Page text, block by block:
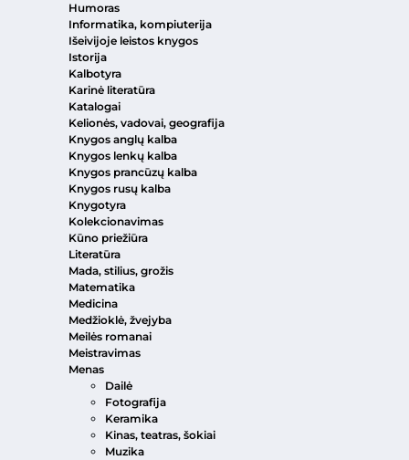
Humoras
Informatika, kompiuterija
Išeivijoje leistos knygos
Istorija
Kalbotyra
Karinė literatūra
Katalogai
Kelionės, vadovai, geografija
Knygos anglų kalba
Knygos lenkų kalba
Knygos prancūzų kalba
Knygos rusų kalba
Knygotyra
Kolekcionavimas
Kūno priežiūra
Literatūra
Mada, stilius, grožis
Matematika
Medicina
Medžioklė, žvejyba
Meilės romanai
Meistravimas
Menas
Dailė
Fotografija
Keramika
Kinas, teatras, šokiai
Muzika